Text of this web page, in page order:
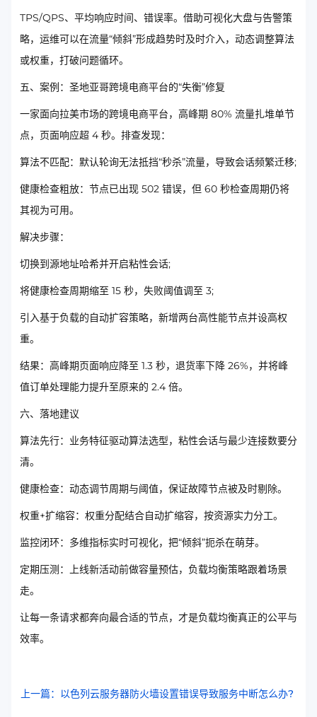
TPS/QPS、平均响应时间、错误率。借助可视化大盘与告警策
略，运维可以在流量“倾斜”形成趋势时及时介入，动态调整算法
或权重，打破问题循环。
五、案例：圣地亚哥跨境电商平台的“失衡”修复
一家面向拉美市场的跨境电商平台，高峰期 80% 流量扎堆单节
点，页面响应超 4 秒。排查发现：
算法不匹配：默认轮询无法抵挡“秒杀”流量，导致会话频繁迁移;
健康检查粗放：节点已出现 502 错误，但 60 秒检查周期仍将
其视为可用。
解决步骤：
切换到源地址哈希并开启粘性会话;
将健康检查周期缩至 15 秒，失败阈值调至 3;
引入基于负载的自动扩容策略，新增两台高性能节点并设高权
重。
结果：高峰期页面响应降至 1.3 秒，退货率下降 26%，并将峰
值订单处理能力提升至原来的 2.4 倍。
六、落地建议
算法先行：业务特征驱动算法选型，粘性会话与最少连接数要分
清。
健康检查：动态调节周期与阈值，保证故障节点被及时剔除。
权重+扩缩容：权重分配结合自动扩缩容，按资源实力分工。
监控闭环：多维指标实时可视化，把“倾斜”扼杀在萌芽。
定期压测：上线新活动前做容量预估，负载均衡策略跟着场景
走。
让每一条请求都奔向最合适的节点，才是负载均衡真正的公平与
效率。
上一篇：以色列云服务器防火墙设置错误导致服务中断怎么办?